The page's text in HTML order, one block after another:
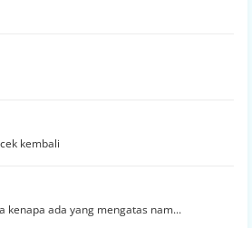
kembali
kenapa ada yang mengatas nam...